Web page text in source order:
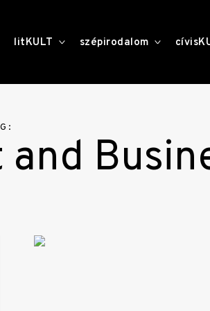
toggle
child
litKULT toggle
child
szépirodalom toggle
child